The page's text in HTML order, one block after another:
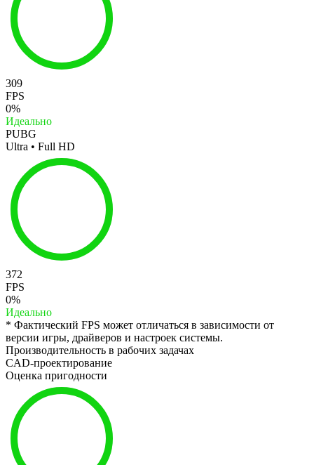
309
FPS
0%
Идеально
PUBG
Ultra • Full HD
372
FPS
0%
Идеально
* Фактический FPS может отличаться в зависимости от
версии игры, драйверов и настроек системы.
Производительность в рабочих задачах
CAD-проектирование
Оценка пригодности